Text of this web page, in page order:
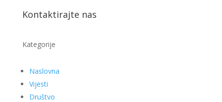
Kontaktirajte nas
Kategorije
Naslovna
Vijesti
Društvo